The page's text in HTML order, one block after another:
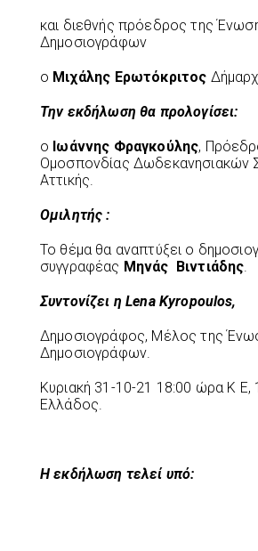
και διεθνής πρόεδρος της
Δημοσιογράφων
ο Μιχάλης Ερωτόκριτος
Την εκδήλωση θα προλογίσει:
ο Ιωάννης Φραγκούλης,
Ομοσπονδίας Δωδεκανησιακών
Αττικής.
Ομιλητής :
Το θέμα θα αναπτύξει ο
συγγραφέας Μηνάς Βιντιάδης
Συντονίζει η Lena Kyropoulos,
Δημοσιογράφος, Μέλος της
Δημοσιογράφων.
Κυριακή 31-10-21 18:00 ώρα Κ Ε,
Ελλάδος.
Η εκδήλωση τελεί υπό: